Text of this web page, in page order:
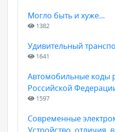
Могло быть и хуже...
1382
Удивительный
1641
Автомобильные коды
Российской
1597
Современные